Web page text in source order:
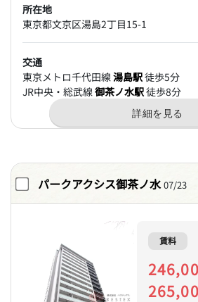
所在地
東京都文京区湯島2丁目15-1
交通
東京メトロ千代田線湯島駅徒歩5分
JR中央・総武線御茶ノ水駅徒歩8分
パークアクシス御茶ノ水 07/23
賃料